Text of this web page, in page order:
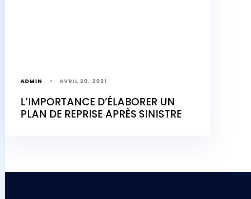
ADMIN AVRIL 20, 2021
L’IMPORTANCE D’ÉLABORER UN
PLAN DE REPRISE APRÈS SINISTRE